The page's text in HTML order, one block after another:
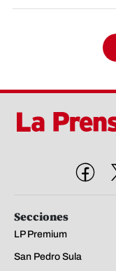
Secciones
LP Premium
San Pedro Sula